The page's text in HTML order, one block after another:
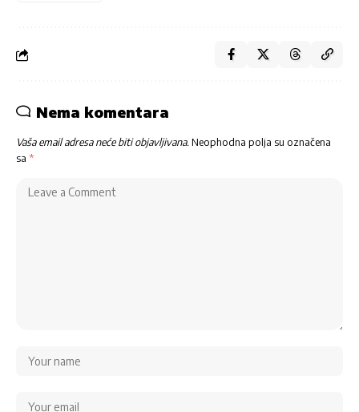
Nema komentara
Vaša email adresa neće biti objavljivana. Neophodna polja su označena
sa *